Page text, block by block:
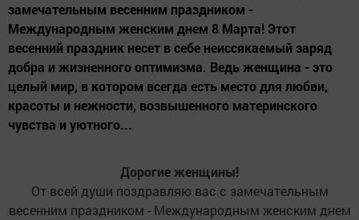
замечательным весенним праздником -
Международным женским днем 8 Марта! Этот
весенний праздник несет в себе неиссякаемый заряд
добра и жизненного оптимизма. Ведь женщина - это
целый мир, в котором всегда есть место для любви,
красоты и нежности, возвышенного материнского
чувства и уютного...
Дорогие женщины!
От всей души поздравляю вас с замечательным
весенним праздником - Международным женским днем